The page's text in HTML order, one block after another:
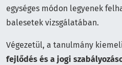
egységes módon legyenek
balesetek vizsgálatában.
Végezetül, a tanulmány
fejlődés és a jogi